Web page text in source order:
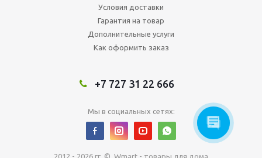
Условия доставки
Гарантия на товар
Дополнительные услуги
Как оформить заказ
+7 727 31 22 666
Мы в социальных сетях:
2012 - 2026 гг. © Wmart - товары для дома